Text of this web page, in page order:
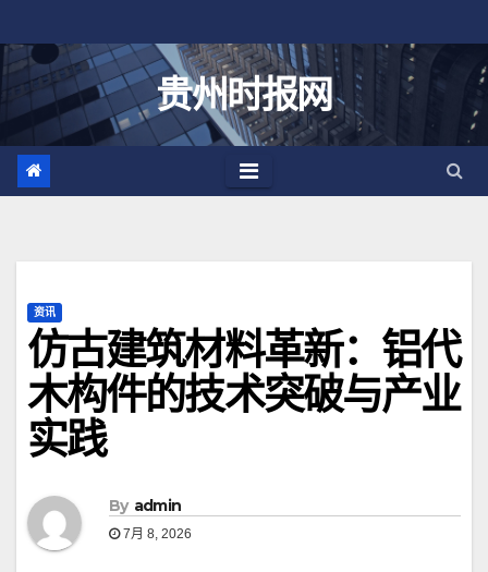
至
贵州时报网
资讯
仿古建筑材料革新：铝代
木构件的技术突破与产业
实践
By admin
7月 8, 2026